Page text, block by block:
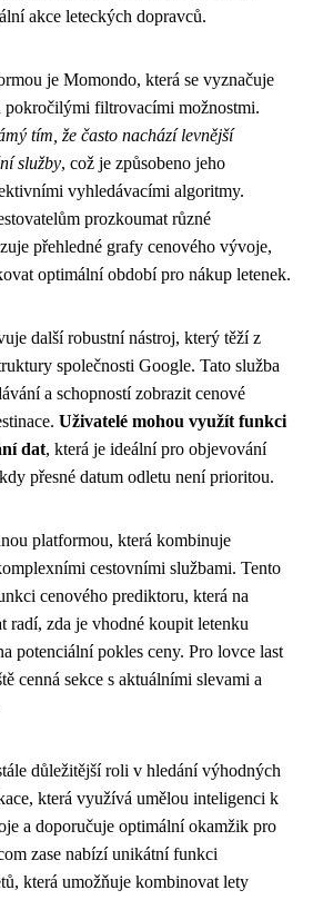
akce leteckých dopravců.
je Momondo, která se vyznačuje
filtrovacími možnostmi.
tím, že často nachází levnější
služby, což je způsobeno jeho
vyhledávacími algoritmy.
prozkoumat různé
přehledné grafy cenového vývoje,
optimální období pro nákup letenek.
další robustní nástroj, který těží z
společnosti Google. Tato služba
a schopností zobrazit cenové
Uživatelé mohou využít funkci
dat, která je ideální pro objevování
přesné datum odletu není prioritou.
platformou, která kombinuje
cestovními službami. Tento
cenového prediktoru, která na
radí, zda je vhodné koupit letenku
potenciální pokles ceny. Pro lovce last
cenná sekce s aktuálními slevami a
důležitější roli v hledání výhodných
která využívá umělou inteligenci k
a doporučuje optimální okamžik pro
zase nabízí unikátní funkci
která umožňuje kombinovat lety